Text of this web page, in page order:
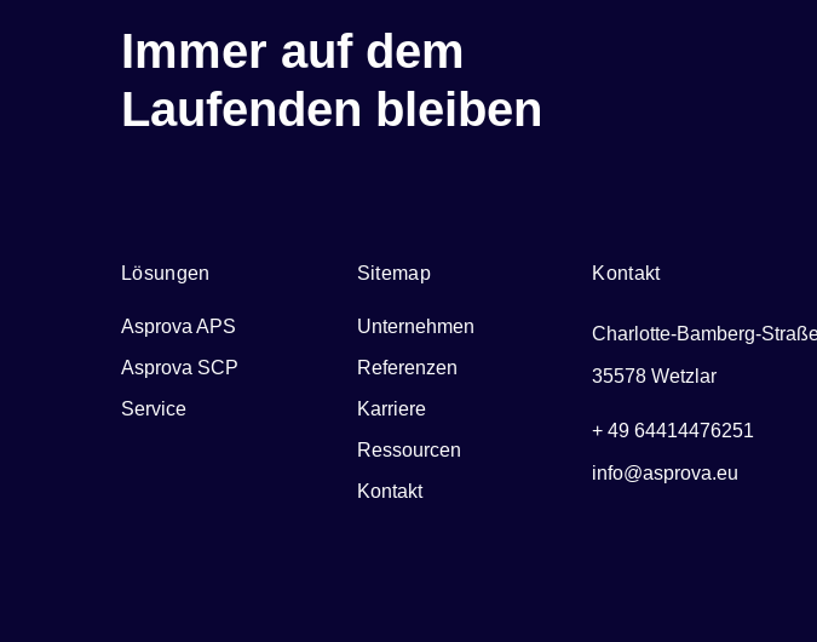
Immer auf dem
Laufenden bleiben
Lösungen
Asprova APS
Asprova SCP
Service
Sitemap
Unternehmen
Referenzen
Karriere
Ressourcen
Kontakt
Kontakt
Charlotte-Bamberg-
35578 Wetzlar
+ 49 64414476251
info@asprova.eu